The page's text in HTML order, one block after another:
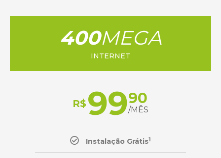
400MEGA
INTERNET
R$ 9990
/MÊS
Instalação Grátis1